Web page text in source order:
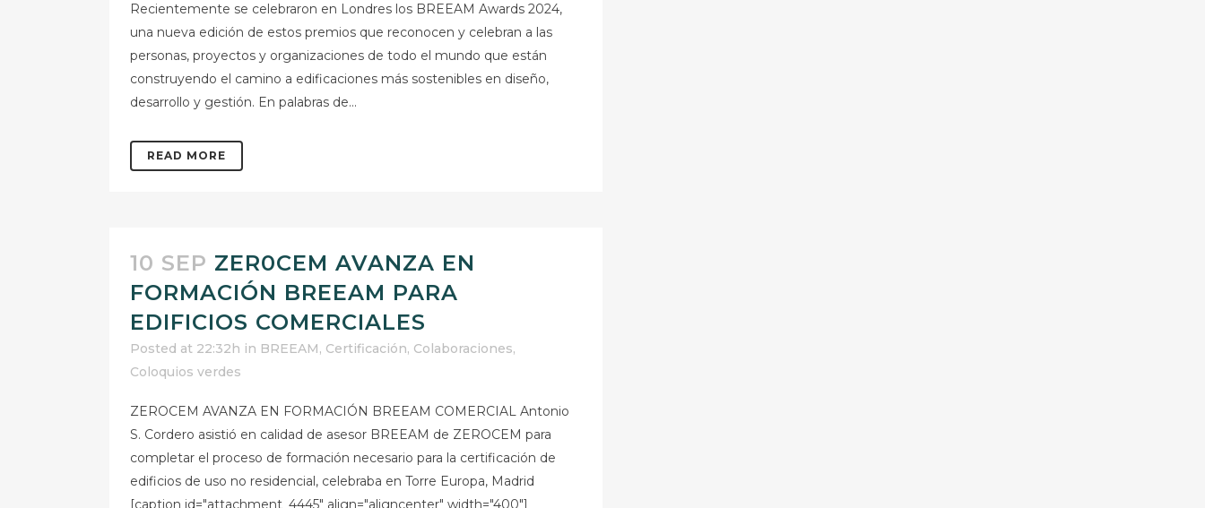
Recientemente se celebraron en Londres los BREEAM Awards 2024,
una nueva edición de estos premios que reconocen y celebran a las
personas, proyectos y organizaciones de todo el mundo que están
construyendo el camino a edificaciones más sostenibles en diseño,
desarrollo y gestión. En palabras de...
READ MORE
10 SEP ZER0CEM AVANZA EN
FORMACIÓN BREEAM PARA
EDIFICIOS COMERCIALES
Posted at 22:32h in BREEAM, Certificación, Colaboraciones,
Coloquios verdes
ZEROCEM AVANZA EN FORMACIÓN BREEAM COMERCIAL Antonio
S. Cordero asistió en calidad de asesor BREEAM de ZEROCEM para
completar el proceso de formación necesario para la certificación de
edificios de uso no residencial, celebraba en Torre Europa, Madrid
[caption id="attachment_4445" align="aligncenter" width="400"]